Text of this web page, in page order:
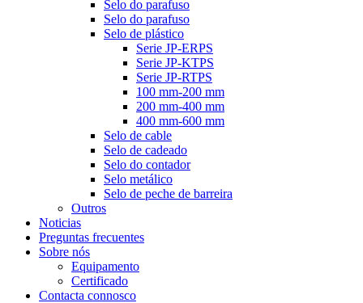
Selo do parafuso
Selo do parafuso
Selo de plástico
Serie JP-ERPS
Serie JP-KTPS
Serie JP-RTPS
100 mm-200 mm
200 mm-400 mm
400 mm-600 mm
Selo de cable
Selo de cadeado
Selo do contador
Selo metálico
Selo de peche de barreira
Outros
Noticias
Preguntas frecuentes
Sobre nós
Equipamento
Certificado
Contacta connosco